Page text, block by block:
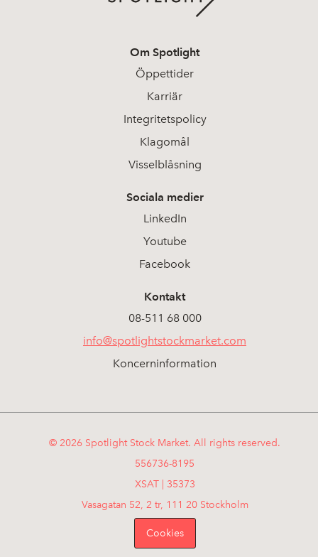
Om Spotlight
Öppettider
Karriär
Integritetspolicy
Klagomål
Visselblåsning
Sociala medier
LinkedIn
Youtube
Facebook
Kontakt
08-511 68 000
info@spotlightstockmarket.com
Koncerninformation
© 2026 Spotlight Stock Market. All rights reserved.
556736-8195
XSAT | 35373
Vasagatan 52, 2 tr, 111 20 Stockholm
Cookies